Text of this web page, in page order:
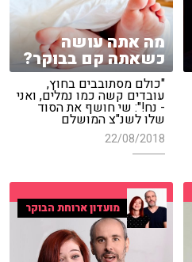
מה אתה עושה
כשאתה קם בבוקר?
"כולם מסתובבים בחוץ,
עובדים קשה כמו נמלים, ואני
- נח!": שי חושף את הסוד
שלו לשנ"צ המושלם
22/08/2018
מועדון ארוחת הבוקר